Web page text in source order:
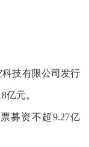
科技有限公司发行
亿元。
募资不超9.27亿